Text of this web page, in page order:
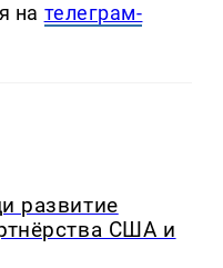
на телеграм-
развитие
США и